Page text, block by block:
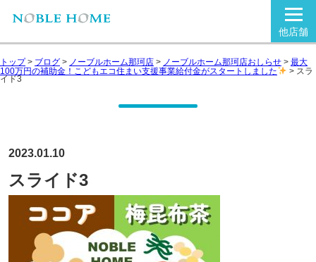
他店舗
トップ> ブログ > ノーブルホーム那珂店 > ノーブルホーム那珂店おしらせ > 最大
100万円の補助金！こどもエコ住まい支援事業給付金がスタートしました
> スラ
イド3
2023.01.10
スライド3